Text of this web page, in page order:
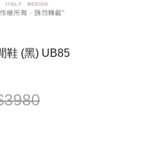
鞋 (黑) UB85